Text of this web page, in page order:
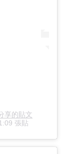
享的貼文
張貼